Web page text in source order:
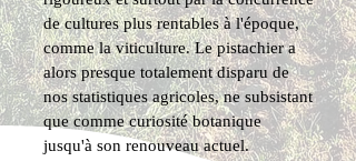
de cultures plus rentables à l'époque,
comme la viticulture. Le pistachier a
alors presque totalement disparu de
nos statistiques agricoles, ne subsistant
que comme curiosité botanique
jusqu'à son renouveau actuel.